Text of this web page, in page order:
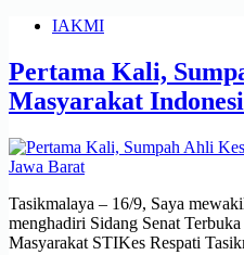
IAKMI
Pertama Kali,
Masyarakat
Tasikmalaya – 16/9, Saya
menghadiri Sidang Senat
Masyarakat STIKes Respati